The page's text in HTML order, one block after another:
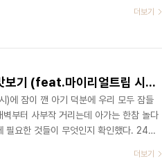
가면 돌아오기 힘드니까 두 정거장 후에
탔다. 그때 ..
더보기
[동유럽여행] 아기와 헝가리여행 - 부다페스트 맛보기 (feat.마이리얼트립 시내워킹투어)
)에 잠이 깬 아기 덕분에 우리 모두 잠들
부터 사부작 거리는데 아가는 한참 놀다
필요한 것들이 무엇인지 확인했다. 24시
가며 구매해 왔다. 교통권 구매방법은 남
더보기